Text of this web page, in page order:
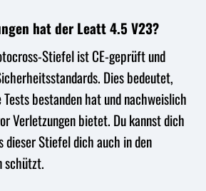
hat der Leatt 4.5 V23?
Stiefel ist CE-geprüft und
Dies bedeutet,
bestanden hat und nachweislich
Verletzungen bietet. Du kannst dich
dieser Stiefel dich auch in den
schützt.